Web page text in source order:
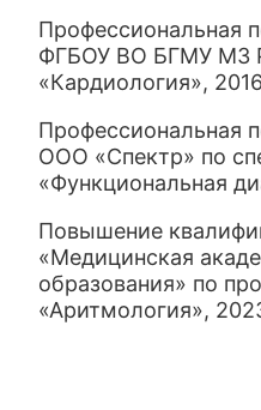
Профессиональная
ФГБОУ ВО БГМУ МЗ
«Кардиология»,
Профессиональная
ООО «Спектр» по
«Функциональная
Повышение
«Медицинская
образования» по
«Аритмология»,